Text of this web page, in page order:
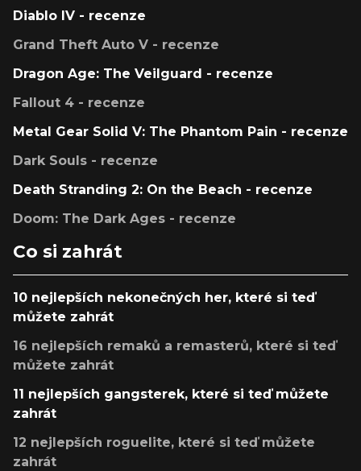
Diablo IV - recenze
Grand Theft Auto V - recenze
Dragon Age: The Veilguard - recenze
Fallout 4 - recenze
Metal Gear Solid V: The Phantom Pain - recenze
Dark Souls - recenze
Death Stranding 2: On the Beach - recenze
Doom: The Dark Ages - recenze
Co si zahrát
10 nejlepších nekonečných her, které si teď
můžete zahrát
16 nejlepších remaků a remasterů, které si teď
můžete zahrát
11 nejlepších gangsterek, které si teď můžete
zahrát
12 nejlepších roguelite, které si teď můžete
zahrát